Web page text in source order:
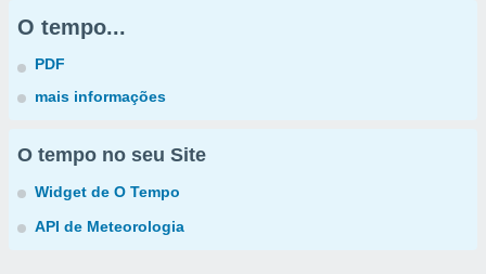
O tempo...
PDF
mais informações
O tempo no seu Site
Widget de O Tempo
API de Meteorologia